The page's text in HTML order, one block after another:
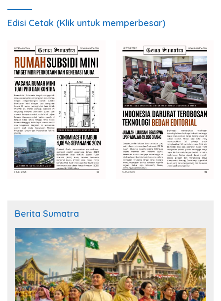
Edisi Cetak (Klik untuk memperbesar)
Berita Sumatra